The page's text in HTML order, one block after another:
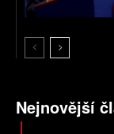
Nejnovější